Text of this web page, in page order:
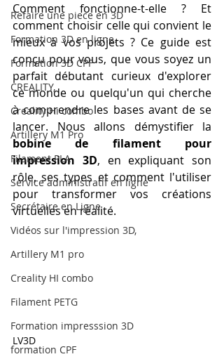
Refaire une piece en 3D
Formation 3D en ligne.
Formation 3D CPF
CREALITY,
Creality Hi combo
Artillery M1 Pro
Filament PLA
Service administratif en ligne
Secrétaire en Ligne
Vidéos sur l'impression 3D,
Artillery M1 pro
Creality HI combo
Filament PETG
Formation impresssion 3D
formation CPF
Comment fonctionne-t-elle ? Et
comment choisir celle qui convient le
mieux à vos projets ? Ce guide est
conçu pour vous, que vous soyez un
parfait débutant curieux d'explorer
ce monde ou quelqu'un qui cherche
à comprendre les bases avant de se
bobine de filament pour
impression 3D, en expliquant son
rôle, ses types et comment l'utiliser
pour transformer vos créations
virtuelles en réalité.
LV3D